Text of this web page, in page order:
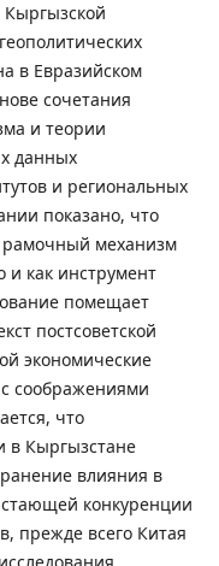
в Евразийском
сочетания
и теории
данных
и региональных
показано, что
рамочный механизм
и как инструмент
помещает
постсоветской
экономические
соображениями
что
в Кыргызстане
влияния в
конкуренции
прежде всего Китая